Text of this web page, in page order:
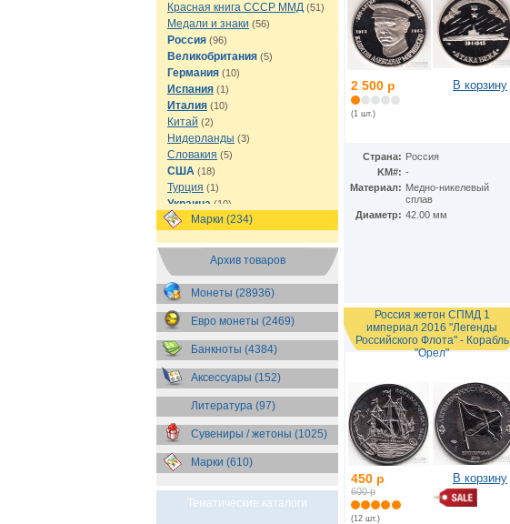
Красная книга СССР ММД (51)
Медали и знаки (56)
Россия (96)
Великобритания (5)
Германия (10)
Испания (1)
Италия (10)
Китай (2)
Нидерланды (3)
Словакия (5)
США (18)
Турция (1)
Украина (10)
Финляндия(1)
Швеция (1)
Эсватини (Свазиленд)(1)
Эстония(1)
Марки (234)
Архив товаров
Монеты (28936)
Евро монеты (2469)
Банкноты (4384)
Аксессуары (152)
Литература (97)
Сувениры / жетоны (1025)
Марки (610)
Тематические каталоги
2 500 р
(1 шт.)
В корзину
Страна: Россия
KM#: -
Материал: Медно-никелевый
сплав
Диаметр: 42.00 мм
Россия жетон СПМД 1
империал 2016 "Легенды
Российского Флота" - Корабль
"Орел"
450 р
600 р
(12 шт.)
В корзину